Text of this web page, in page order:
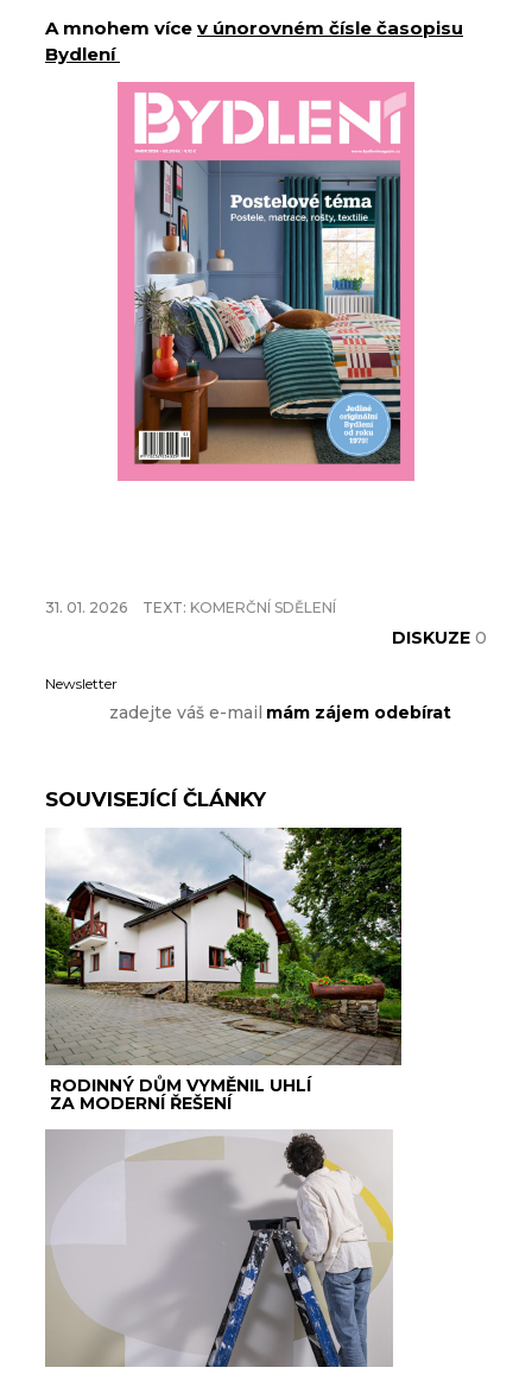
A mnohem více v únorovném čísle časopisu
Bydlení
31. 01. 2026 TEXT: KOMERČNÍ SDĚLENÍ
DISKUZE 0
Newsletter
SOUVISEJÍCÍ ČLÁNKY
RODINNÝ DŮM VYMĚNIL UHLÍ
ZA MODERNÍ ŘEŠENÍ